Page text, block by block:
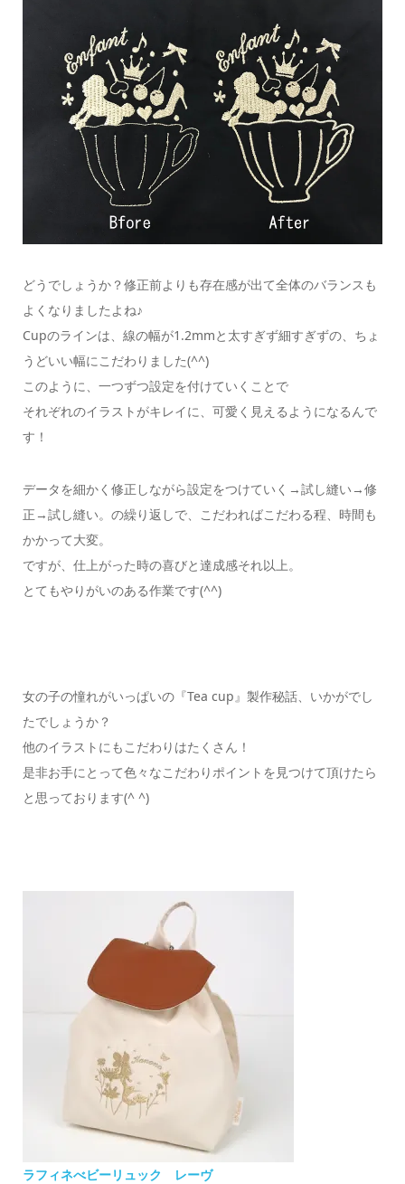
どうでしょうか？修正前よりも存在感が出て全体のバランスも
よくなりましたよね♪
Cupのラインは、線の幅が1.2mmと太すぎず細すぎずの、ちょ
うどいい幅にこだわりました(^^)
このように、一つずつ設定を付けていくことで
それぞれのイラストがキレイに、可愛く見えるようになるんで
す！
データを細かく修正しながら設定をつけていく→試し縫い→修
正→試し縫い。の繰り返しで、こだわればこだわる程、時間も
かかって大変。
ですが、仕上がった時の喜びと達成感それ以上。
とてもやりがいのある作業です(^^)
女の子の憧れがいっぱいの『Tea cup』製作秘話、いかがでし
たでしょうか？
他のイラストにもこだわりはたくさん！
是非お手にとって色々なこだわりポイントを見つけて頂けたら
と思っております(^ ^)
ラフィネべビーリュック レーヴ